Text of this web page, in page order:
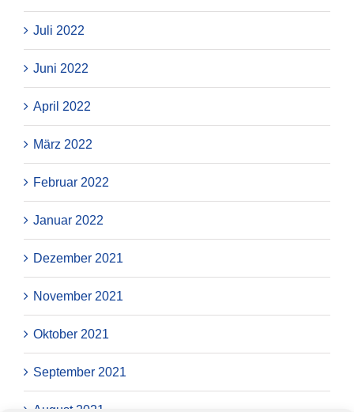
Juli 2022
Juni 2022
April 2022
März 2022
Februar 2022
Januar 2022
Dezember 2021
November 2021
Oktober 2021
September 2021